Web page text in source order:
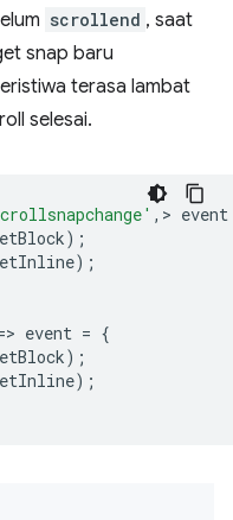
scrollend , saat
snap baru
terasa lambat
selesai.
, > event
);
);
> event = {
);
ine);